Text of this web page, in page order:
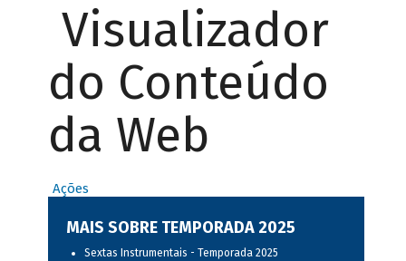
Visualizador
do Conteúdo
da Web
Ações
MAIS SOBRE TEMPORADA 2025
Sextas Instrumentais - Temporada 2025